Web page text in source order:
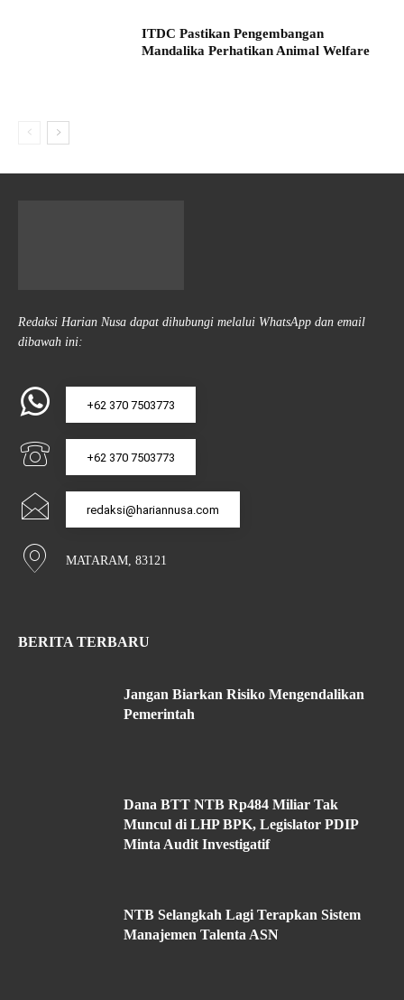
ITDC Pastikan Pengembangan
Mandalika Perhatikan Animal Welfare
Redaksi Harian Nusa dapat dihubungi melalui WhatsApp dan email
dibawah ini:
+62 370 7503773
+62 370 7503773
redaksi@hariannusa.com
MATARAM, 83121
BERITA TERBARU
Jangan Biarkan Risiko Mengendalikan
Pemerintah
Dana BTT NTB Rp484 Miliar Tak
Muncul di LHP BPK, Legislator PDIP
Minta Audit Investigatif
NTB Selangkah Lagi Terapkan Sistem
Manajemen Talenta ASN